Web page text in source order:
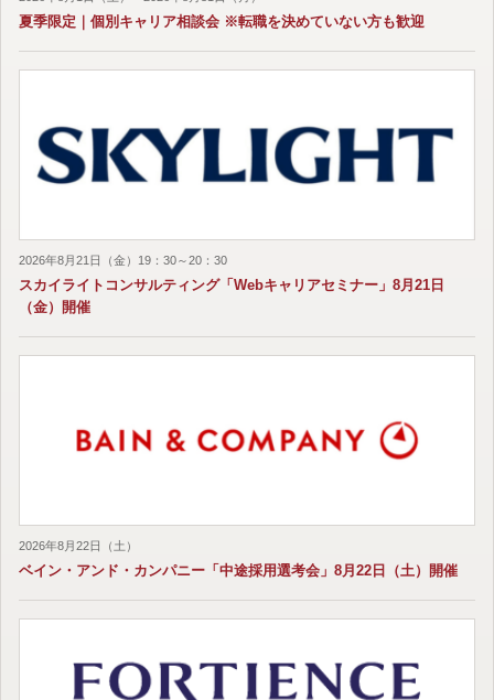
夏季限定｜個別キャリア相談会 ※転職を決めていない方も歓迎
2026年8月21日（金）19：30～20：30
スカイライトコンサルティング「Webキャリアセミナー」8月21日
（金）開催
2026年8月22日（土）
ベイン・アンド・カンパニー「中途採用選考会」8月22日（土）開催